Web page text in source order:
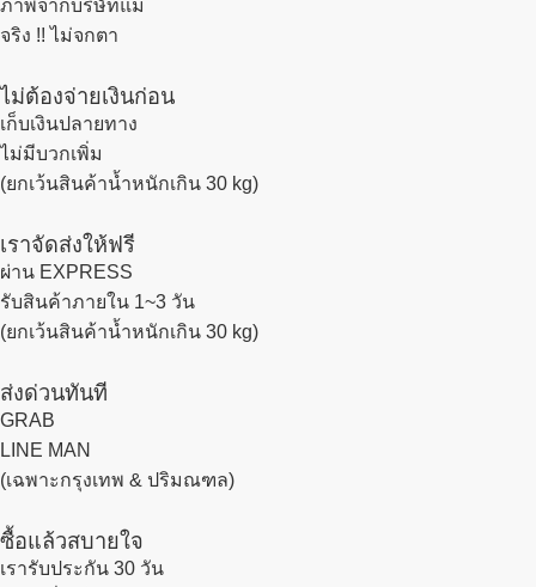
ภาพจากบริษัทแม่
จริง !! ไม่จกตา
ไม่ต้องจ่ายเงินก่อน
เก็บเงินปลายทาง
ไม่มีบวกเพิ่ม
(ยกเว้นสินค้าน้ำหนักเกิน 30 kg)
เราจัดส่งให้ฟรี
ผ่าน EXPRESS
รับสินค้าภายใน 1~3 วัน
(ยกเว้นสินค้าน้ำหนักเกิน 30 kg)
ส่งด่วนทันที
GRAB
LINE MAN
(เฉพาะกรุงเทพ & ปริมณฑล)
ซื้อแล้วสบายใจ
เรารับประกัน 30 วัน